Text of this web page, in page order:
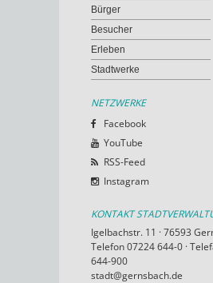
Bürger
Besucher
Erleben
Stadtwerke
NETZWERKE
Facebook
YouTube
RSS-Feed
Instagram
KONTAKT
Igelbachstr. 11 · 76593
Telefon 07224 644-0 ·
644-900
stadt@gernsbach.de